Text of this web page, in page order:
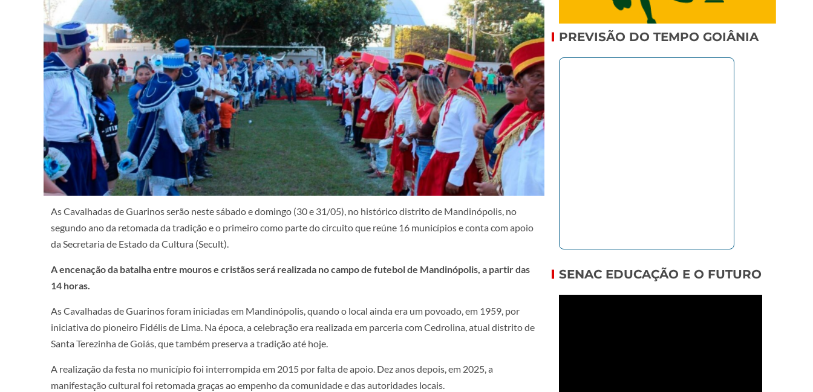
As Cavalhadas de Guarinos serão neste sábado e domingo (30 e 31/05), no histórico distrito de Mandinópolis, no
segundo ano da retomada da tradição e o primeiro como parte do circuito que reúne 16 municípios e conta com apoio
da Secretaria de Estado da Cultura (Secult).
A encenação da batalha entre mouros e cristãos será realizada no campo de futebol de Mandinópolis, a partir das
14 horas.
As Cavalhadas de Guarinos foram iniciadas em Mandinópolis, quando o local ainda era um povoado, em 1959, por
iniciativa do pioneiro Fidélis de Lima. Na época, a celebração era realizada em parceria com Cedrolina, atual distrito de
Santa Terezinha de Goiás, que também preserva a tradição até hoje.
A realização da festa no município foi interrompida em 2015 por falta de apoio. Dez anos depois, em 2025, a
manifestação cultural foi retomada graças ao empenho da comunidade e das autoridades locais.
PREVISÃO DO TEMPO GOIÂNIA
SENAC EDUCAÇÃO E O FUTURO